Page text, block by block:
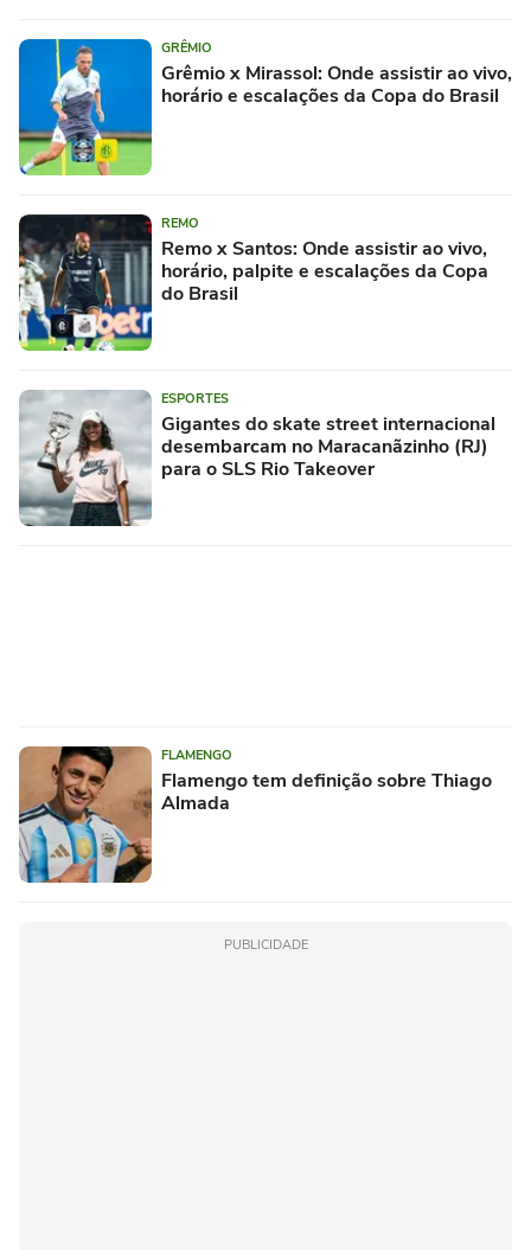
GRÊMIO
Grêmio x Mirassol: Onde assistir ao vivo,
horário e escalações da Copa do Brasil
REMO
Remo x Santos: Onde assistir ao vivo,
horário, palpite e escalações da Copa
do Brasil
ESPORTES
Gigantes do skate street internacional
desembarcam no Maracanãzinho (RJ)
para o SLS Rio Takeover
FLAMENGO
Flamengo tem definição sobre Thiago
Almada
PUBLICIDADE